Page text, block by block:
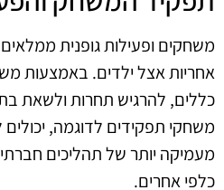
משחקים ופעילות גופנית
אחריות אצל ילדים. באמצעות
כללים, להרגיש תחרות ולשאת
משחקי תפקידים לדוגמה,
מעמיקה יותר של תהליכים
כלפי אחרים.